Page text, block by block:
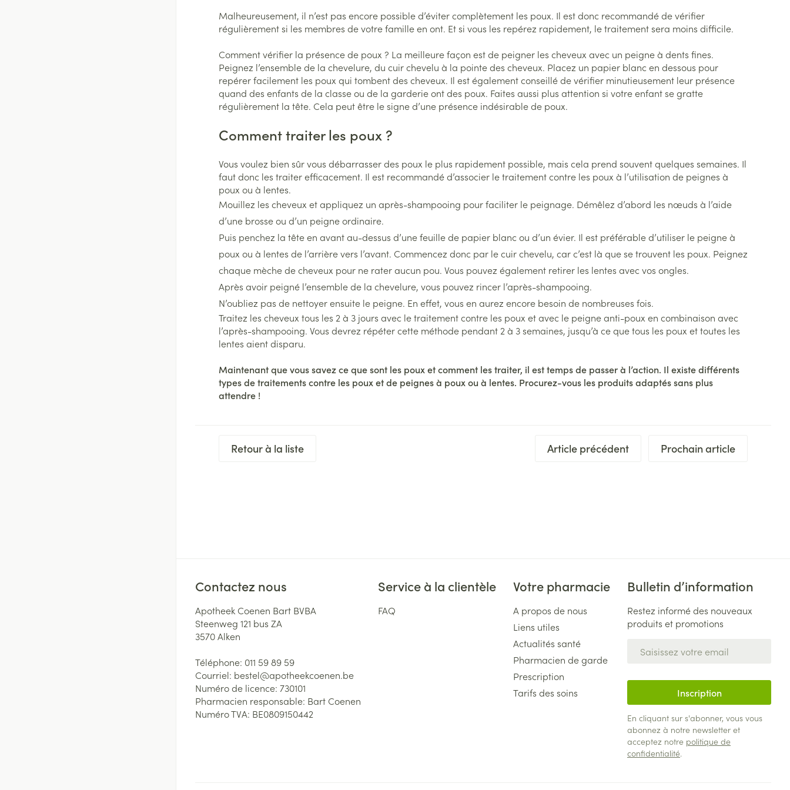
Hygiène des mains
Manucure & pédicure
Bouche
Bouche sèche
Brosses à dents électriques
Accessoires interdentaires - fil
Prothèses dentaires
Afficher plus
Ongles
Mycose des ongles
Rongement des ongles
Renforcement des ongles
Compléments nutritionnels
Pinceaux et ustensiles de
maquillage
Eye-liners
Mascaras
Ombres à paupières
Afficher plus
Autobronzants
Rasage
Accessoires
Matériel stérile
Aérosolthérapie et oxygène
Accessoires aérosol
Oxygène
Coude
Afficher plus
Massage - inhalations
Système hormonal
Allergie
Médicaments anti-tumoraux
Afficher plus
Oreille
Médications diverses
Cheveux
Malheureusement, il n’est pas encore possible d’éviter complètement les poux. Il est donc recommandé de vérifier
régulièrement si les membres de votre famille en ont. Et si vous les repérez rapidement, le traitement sera moins difficile.
Comment vérifier la présence de poux ? La meilleure façon est de peigner les cheveux avec un peigne à dents fines.
Peignez l’ensemble de la chevelure, du cuir chevelu à la pointe des cheveux. Placez un papier blanc en dessous pour
repérer facilement les poux qui tombent des cheveux. Il est également conseillé de vérifier minutieusement leur présence
quand des enfants de la classe ou de la garderie ont des poux. Faites aussi plus attention si votre enfant se gratte
régulièrement la tête. Cela peut être le signe d’une présence indésirable de poux.
Comment traiter les poux ?
Vous voulez bien sûr vous débarrasser des poux le plus rapidement possible, mais cela prend souvent quelques semaines. Il
faut donc les traiter efficacement. Il est recommandé d’associer le traitement contre les poux à l’utilisation de peignes à
poux ou à lentes.
Mouillez les cheveux et appliquez un après-shampooing pour faciliter le peignage. Démêlez d’abord les nœuds à l’aide
d’une brosse ou d’un peigne ordinaire.
Puis penchez la tête en avant au-dessus d’une feuille de papier blanc ou d’un évier. Il est préférable d’utiliser le peigne à
poux ou à lentes de l’arrière vers l’avant. Commencez donc par le cuir chevelu, car c’est là que se trouvent les poux. Peignez
chaque mèche de cheveux pour ne rater aucun pou. Vous pouvez également retirer les lentes avec vos ongles.
Après avoir peigné l’ensemble de la chevelure, vous pouvez rincer l’après-shampooing.
N’oubliez pas de nettoyer ensuite le peigne. En effet, vous en aurez encore besoin de nombreuses fois.
Traitez les cheveux tous les 2 à 3 jours avec le traitement contre les poux et avec le peigne anti-poux en combinaison avec
l’après-shampooing. Vous devrez répéter cette méthode pendant 2 à 3 semaines, jusqu’à ce que tous les poux et toutes les
lentes aient disparu.
Maintenant que vous savez ce que sont les poux et comment les traiter, il est temps de passer à l’action. Il existe différents
types de traitements contre les poux et de peignes à poux ou à lentes. Procurez-vous les produits adaptés sans plus
attendre !
Retour à la liste Article précédent Prochain article
Contactez nous
Apotheek Coenen Bart BVBA
Steenweg 121 bus ZA
3570Alken
Téléphone: 011 59 89 59
Courriel: bestel@apotheekcoenen.be
Numéro de licence: 730101
Pharmacien responsable: Bart Coenen
Numéro TVA: BE0809150442
Service à la clientèle
FAQ
Votre pharmacie
A propos de nous
Liens utiles
Actualités santé
Pharmacien de garde
Prescription
Tarifs des soins
Bulletin d’information
Restez informé des nouveaux
produits et promotions
Inscription
En cliquant sur s'abonner, vous vous
abonnez à notre newsletter et
acceptez notre politique de
confidentialité.